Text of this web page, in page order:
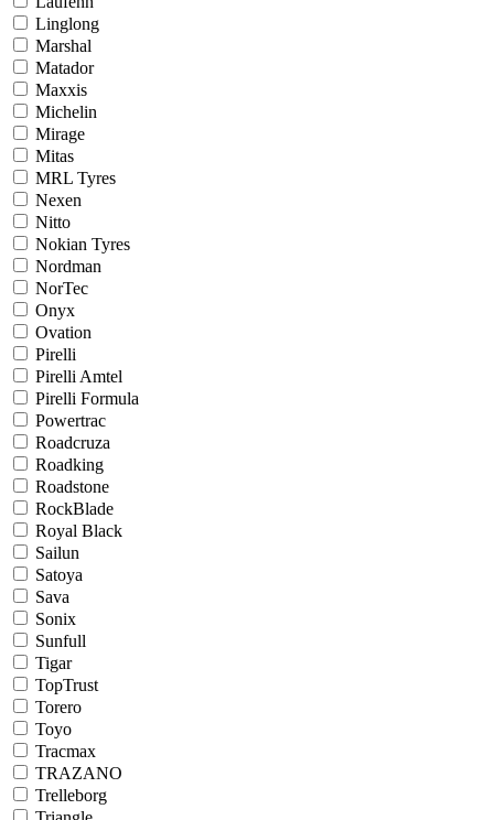
Linglong
Marshal
Matador
Maxxis
Michelin
Mirage
Mitas
MRL Tyres
Nexen
Nitto
Nokian Tyres
Nordman
NorTec
Onyx
Ovation
Pirelli
Pirelli Amtel
Pirelli Formula
Powertrac
Roadcruza
Roadking
Roadstone
RockBlade
Royal Black
Sailun
Satoya
Sava
Sonix
Sunfull
Tigar
TopTrust
Torero
Toyo
Tracmax
TRAZANO
Trelleborg